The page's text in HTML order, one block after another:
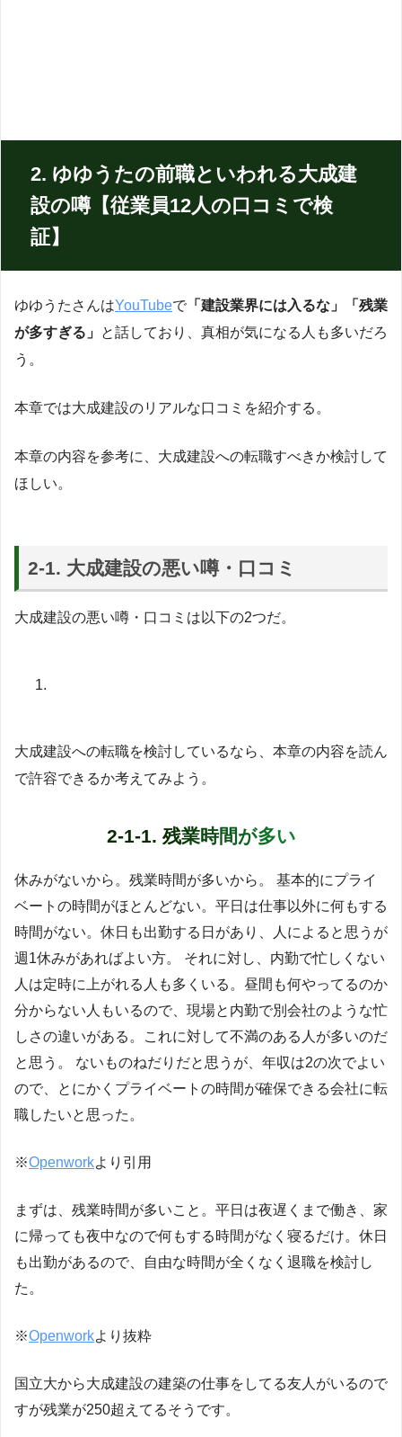
2. ゆゆうたの前職といわれる大成建
設の噂【従業員12人の口コミで検
証】
ゆゆうたさんはYouTubeで 「建設業界には入るな」「残業
が多すぎる」 と話しており、真相が気になる人も多いだろ
う。
本章では大成建設のリアルな口コミを紹介する。
本章の内容を参考に、大成建設への転職すべきか検討して
ほしい。
2-1. 大成建設の悪い噂・口コミ
大成建設の悪い噂・口コミは以下の2つだ。
大成建設への転職を検討しているなら、本章の内容を読ん
で許容できるか考えてみよう。
2-1-1. 残業時間が多い
休みがないから。残業時間が多いから。 基本的にプライ
ベートの時間がほとんどない。平日は仕事以外に何もする
時間がない。休日も出勤する日があり、人によると思うが
週1休みがあればよい方。 それに対し、内勤で忙しくない
人は定時に上がれる人も多くいる。昼間も何やってるのか
分からない人もいるので、現場と内勤で別会社のような忙
しさの違いがある。これに対して不満のある人が多いのだ
と思う。 ないものねだりだと思うが、年収は2の次でよい
ので、とにかくプライベートの時間が確保できる会社に転
職したいと思った。
※Openworkより引用
まずは、残業時間が多いこと。平日は夜遅くまで働き、家
に帰っても夜中なので何もする時間がなく寝るだけ。休日
も出勤があるので、自由な時間が全くなく退職を検討し
た。
※Openworkより抜粋
国立大から大成建設の建築の仕事をしてる友人がいるので
すが残業が250超えてるそうです。